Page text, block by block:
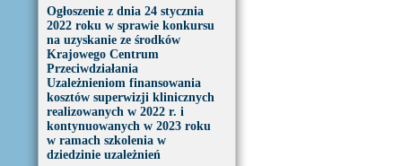
Ogłoszenie z dnia 24 stycznia
2022 roku w sprawie konkursu
na uzyskanie ze środków
Krajowego Centrum
Przeciwdziałania
Uzależnieniom finansowania
kosztów superwizji klinicznych
realizowanych w 2022 r. i
kontynuowanych w 2023 roku
w ramach szkolenia w
dziedzinie uzależnień